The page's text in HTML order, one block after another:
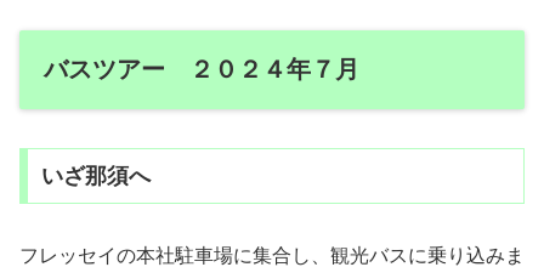
バスツアー ２０２４年７月
いざ那須へ
フレッセイの本社駐車場に集合し、観光バスに乗り込みま